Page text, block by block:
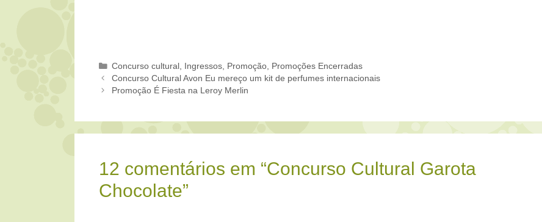
Categorias
Concurso cultural Ingressos Promoção Promoções Encerradas
Concurso Cultural Avon Eu mereço um kit de perfumes internacionais
Promoção É Fiesta na Leroy Merlin
12 comentários em “Concurso Cultural Garota
Chocolate”